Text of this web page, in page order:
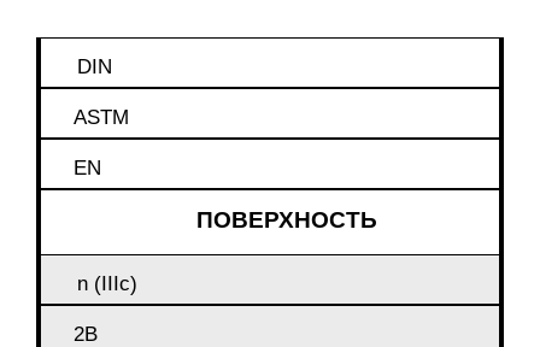
DIN
ASTM
EN
ПОВЕРХНОСТЬ
n (IIIc)
2B